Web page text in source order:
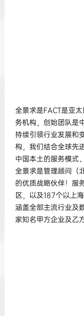
全景求是FACT是亚
务机构，创始团队是
持续引领行业发展和
构，我们结合全球先
中国本土的服务模式
全景求是管理顾问（
的优质战略伙伴！服
区，以及187个以上
涵盖全部主流行业及
家知名甲方企业及乙